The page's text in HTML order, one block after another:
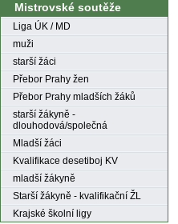
Mistrovské soutěže
Liga ÚK / MD
muži
starší žáci
Přebor Prahy žen
Přebor Prahy mladších žáků
starší žákyně -
dlouhodová/společná
Mladší žáci
Kvalifikace desetiboj KV
mladší žákyně
Starší žákyně - kvalifikační ŽL
Krajské školní ligy